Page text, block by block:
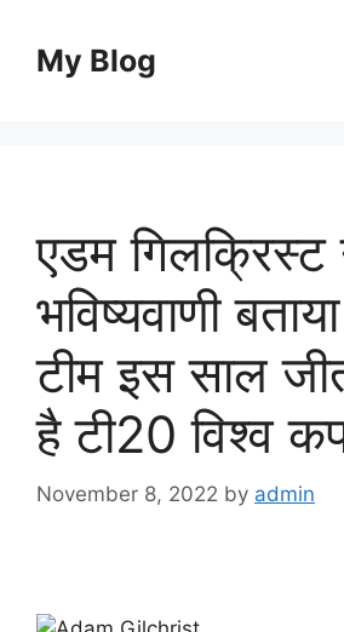
contentMy Blog
एडम गिलक्रिस्ट
भविष्यवाणी
टीम इस साल
है टी20 विश्व
November 8, 2022 by admin